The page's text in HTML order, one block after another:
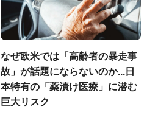
なぜ欧米では「高齢者の暴走事
故」が話題にならないのか...日
本特有の「薬漬け医療」に潜む
巨大リスク